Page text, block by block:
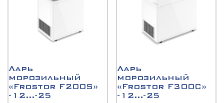
Ларь
морозильный
«Frostor F200S»
-12...-25
Ларь
морозильный
«Frostor F300C»
-12...-25